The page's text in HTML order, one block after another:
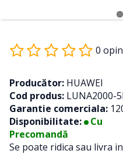
0
Producător: HUAWEI
Cod produs: LUNA2000-
Garantie comerciala:
Disponibilitate:
Cu
Precomandă
Se poate ridica sau livra